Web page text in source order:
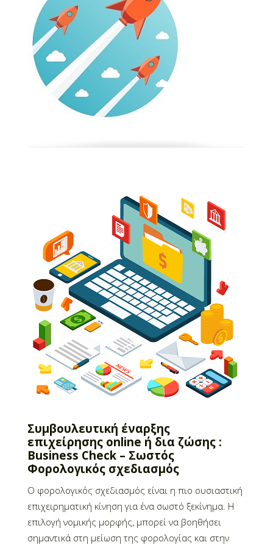
Συμβουλευτική έναρξης
επιχείρησης online ή δια ζώσης :
Business Check – Σωστός
Φορολογικός σχεδιασμός
Ο φορολογικός σχεδιασμός είναι η πιο ουσιαστική
επιχειρηματική κίνηση για ένα σωστό ξεκίνημα. Η
επιλογή νομικής μορφής, μπορεί να βοηθήσει
σημαντικά στη μείωση της φορολογίας και στην